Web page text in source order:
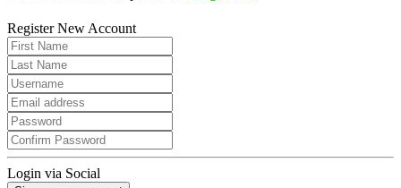
Register New Account
Login via Social